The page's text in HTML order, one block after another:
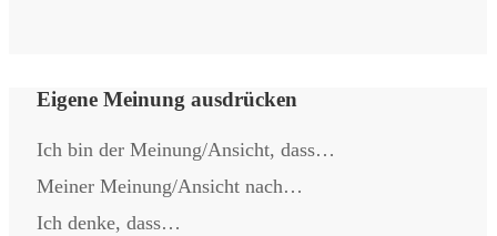
Eigene Meinung ausdrücken
Ich bin der Meinung/Ansicht, dass…
Meiner Meinung/Ansicht nach…
Ich denke, dass…